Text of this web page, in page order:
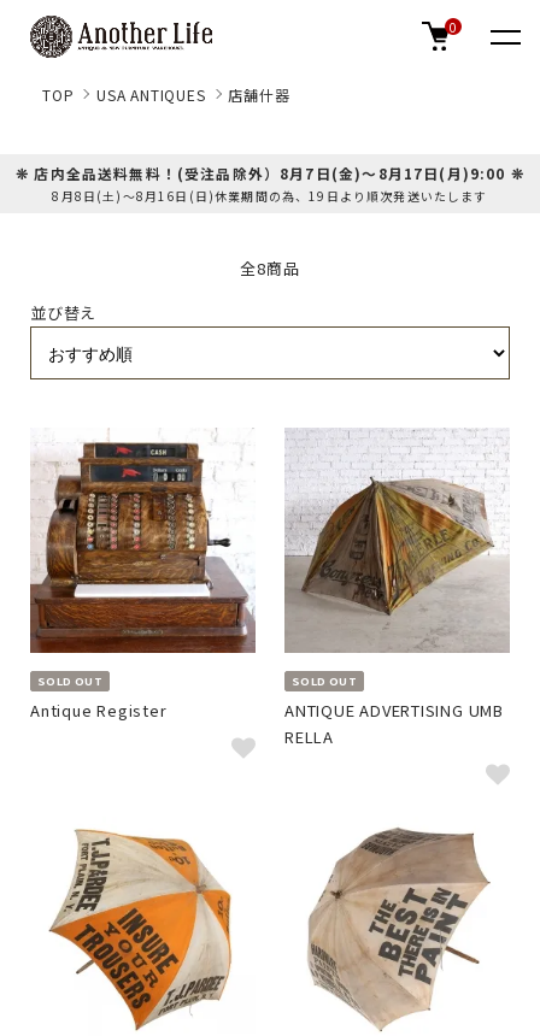
0
TOP USA ANTIQUES 店舗什器
❊ 店内全品送料無料！(受注品除外）8月7日(金)～8月17日(月)9:00 ❊
8月8日(土)～8月16日(日)休業期間の為、19日より順次発送いたします
全8商品
並び替え
SOLD OUT
Antique Register
SOLD OUT
ANTIQUE ADVERTISING UMB
RELLA